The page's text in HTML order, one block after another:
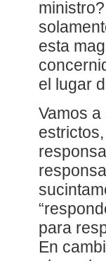
esta
el lugar
Vamos
para
En